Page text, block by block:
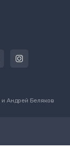
и Андрей Беляков